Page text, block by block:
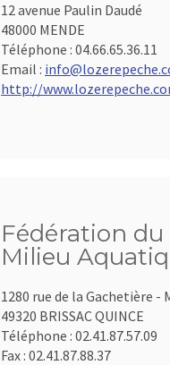
12 avenue Paulin Daudé
48000 MENDE
Téléphone : 04.66.65.36.11
Email :
http://
Fédération
Milieu
1280 rue de la Gachetière -
49320 BRISSAC QUINCE
Téléphone : 02.41.87.57.09
Fax : 02.41.87.88.37